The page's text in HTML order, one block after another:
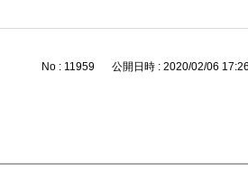
No : 11959 公開日時 : 2020/02/06 17:26